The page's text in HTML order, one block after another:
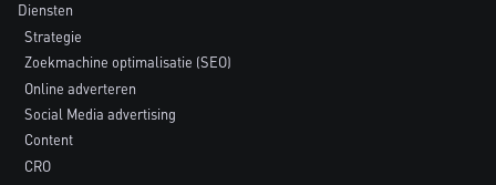
Diensten
Strategie
Zoekmachine optimalisatie (SEO)
Online adverteren
Social Media advertising
Content
CRO